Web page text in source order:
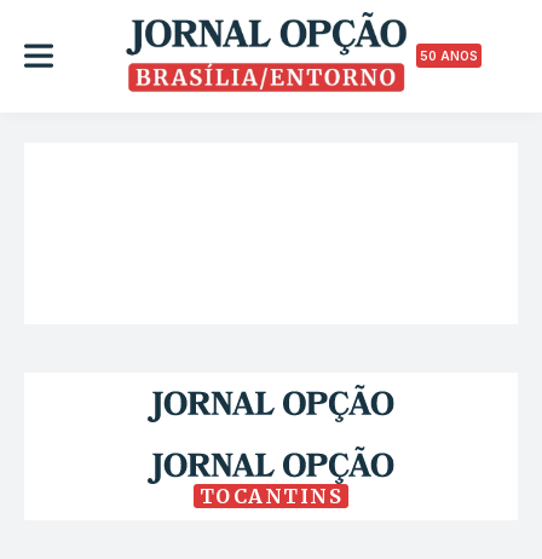
50 ANOS
TOCANTINS